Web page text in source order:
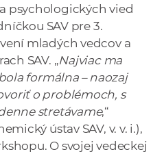
psychologických vied
SAV pre 3.
mladých vedcov a
SAV. „Najviac ma
formálna – naozaj
o problémoch, s
stretávame,“
ústav SAV, v. v. i.),
O svojej vedeckej